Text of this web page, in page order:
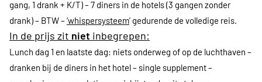
gang, 1 drank + K/T) – 7 diners in de hotels (3 gangen zonder
drank) – BTW –‘whispersysteem’ gedurende de volledige reis.
In de prijs zit niet inbegrepen:
Lunch dag 1 en laatste dag: niets onderweg of op de luchthaven –
dranken bij de diners in het hotel – single supplement –